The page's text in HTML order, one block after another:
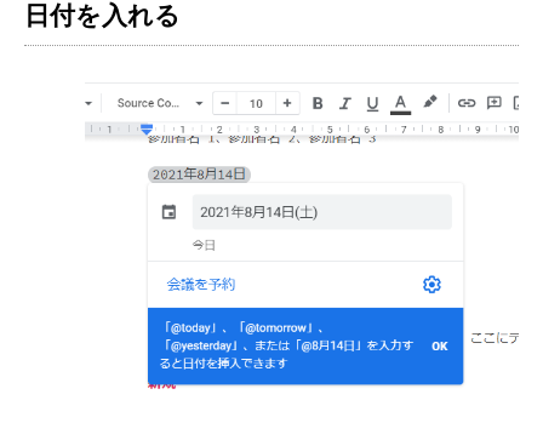
日付を入れる